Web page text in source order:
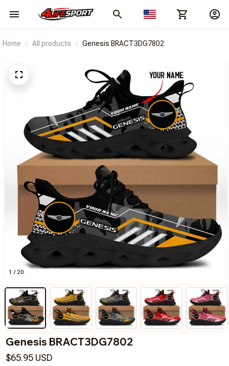
Home All products Genesis BRACT3DG7802
1 / 20
Genesis BRACT3DG7802
$65.95 USD